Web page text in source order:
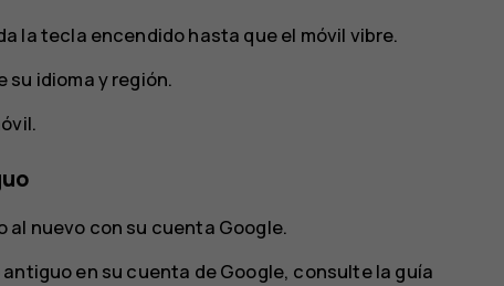
la tecla encendido hasta que el móvil vibre.
idioma y región.
nuevo con su cuenta Google.
en su cuenta de Google, consulte la guía